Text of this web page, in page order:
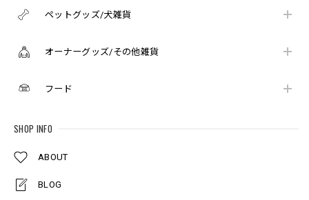
ペットグッズ/犬雑貨
オーナーグッズ/その他雑貨
フード
SHOP INFO
ABOUT
BLOG